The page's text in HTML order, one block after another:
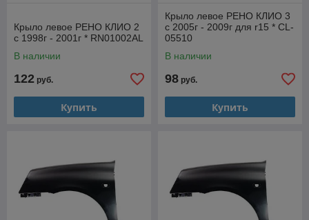
Крыло левое РЕНО КЛИО 2
с 1998г - 2001г * RN01002AL
В наличии
122 руб.
Купить
Крыло левое РЕНО КЛИО 3
с 2005г - 2009г для r15 * CL-
05510
В наличии
98 руб.
Купить